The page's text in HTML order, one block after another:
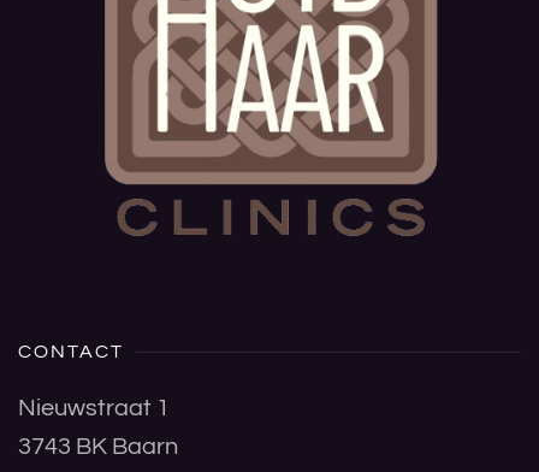
CONTACT
Nieuwstraat 1
3743 BK Baarn